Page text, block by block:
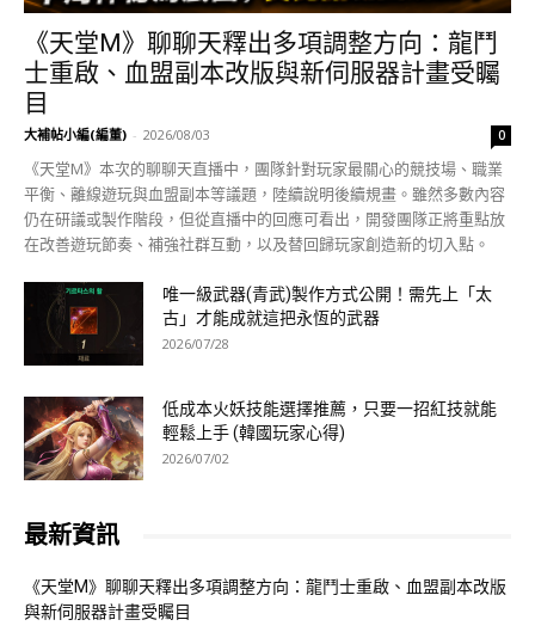
《天堂M》聊聊天釋出多項調整方向：龍鬥
士重啟、血盟副本改版與新伺服器計畫受矚
目
大補帖小編(編董) - 2026/08/03 0
《天堂M》本次的聊聊天直播中，團隊針對玩家最關心的競技場、職業
平衡、離線遊玩與血盟副本等議題，陸續說明後續規畫。雖然多數內容
仍在研議或製作階段，但從直播中的回應可看出，開發團隊正將重點放
在改善遊玩節奏、補強社群互動，以及替回歸玩家創造新的切入點。
唯一級武器(青武)製作方式公開！需先上「太
古」才能成就這把永恆的武器
2026/07/28
低成本火妖技能選擇推薦，只要一招紅技就能
輕鬆上手 (韓國玩家心得)
2026/07/02
最新資訊
《天堂M》聊聊天釋出多項調整方向：龍鬥士重啟、血盟副本改版
與新伺服器計畫受矚目